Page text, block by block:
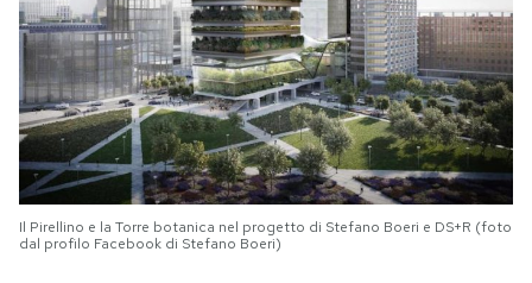
Il Pirellino e la Torre botanica nel progetto di Stefano Boeri e DS+R (foto
dal profilo Facebook di Stefano Boeri)